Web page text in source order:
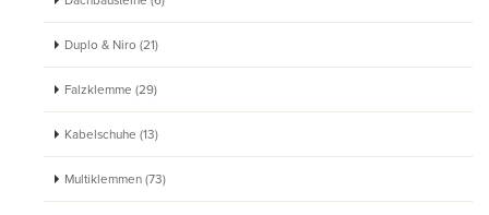
Duplo & Niro (21)
Falzklemme (29)
Kabelschuhe (13)
Multiklemmen (73)